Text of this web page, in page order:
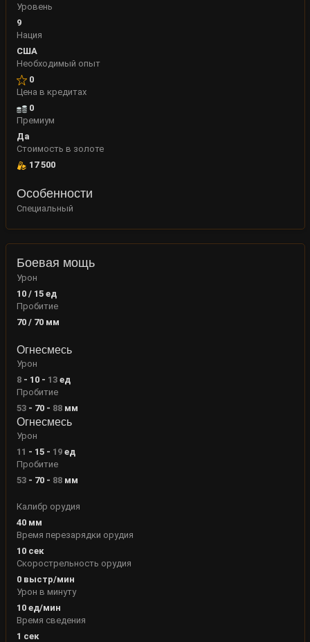
Уровень
9
Нация
США
Необходимый опыт
0
Цена в кредитах
0
Премиум
Да
Стоимость в золоте
17 500
Особенности
Специальный
Боевая мощь
Урон
10 / 15 ед
Пробитие
70 / 70 мм
Огнесмесь
Урон
8- 10- 13ед
Пробитие
53- 70- 88 мм
Огнесмесь
Урон
11 - 15- 19ед
Пробитие
53- 70- 88 мм
Калибр орудия
40мм
Время перезарядки орудия
10сек
Скорострельность орудия
0выстр/мин
Урон в минуту
10ед/мин
Время сведения
1 сек